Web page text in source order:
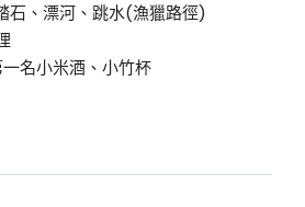
石、漂河、跳水(漁獵路徑)
名小米酒、小竹杯